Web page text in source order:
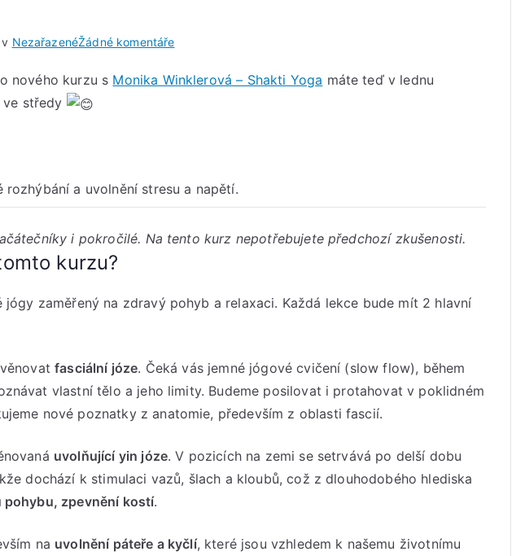
NezařazenéŽádné komentářeu
kurz
jógou
od
ledna
nového kurzu s Monika Winklerová – Shakti Yoga máte teď v lednu
středy
rozhýbání a uvolnění stresu a napětí.
i pokročilé. Na tento kurz nepotřebujete předchozí zkušenosti.
kurzu?
zaměřený na zdravý pohyb a relaxaci. Každá lekce bude mít 2 hlavní
fasciální józe. Čeká vás jemné jógové cvičení (slow flow), během
vlastní tělo a jeho limity. Budeme posilovat i protahovat v poklidném
nové poznatky z anatomie, především z oblasti fascií.
uvolňující yin józe. V pozicích na zemi se setrvává po delší dobu
dochází k stimulaci vazů, šlach a kloubů, což z dlouhodobého hlediska
pohybu, zpevnění kostí.
na uvolnění páteře a kyčlí, které jsou vzhledem k našemu životnímu